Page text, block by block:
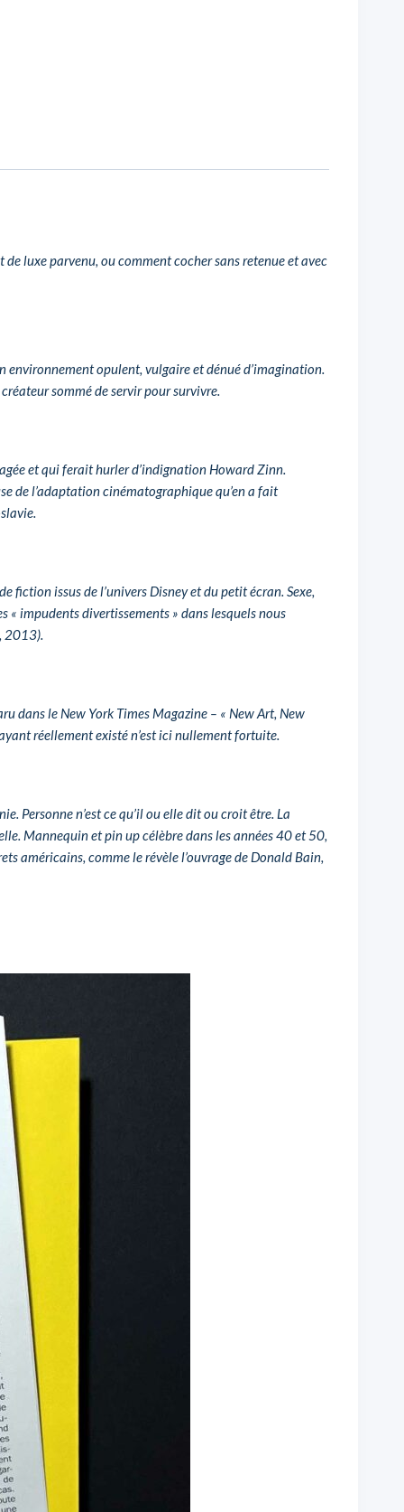
luxe parvenu, ou comment cocher sans retenue et avec
environnement opulent, vulgaire et dénué d’imagination.
sommé de servir pour survivre.
et qui ferait hurler d’indignation Howard Zinn.
de l’adaptation cinématographique qu’en a fait
issus de l’univers Disney et du petit écran. Sexe,
impudents divertissements » dans lesquels nous
2013).
dans le New York Times Magazine – « New Art, New
réellement existé n’est ici nullement fortuite.
Personne n’est ce qu’il ou elle dit ou croit être. La
Mannequin et pin up célèbre dans les années 40 et 50,
américains, comme le révèle l’ouvrage de Donald Bain,